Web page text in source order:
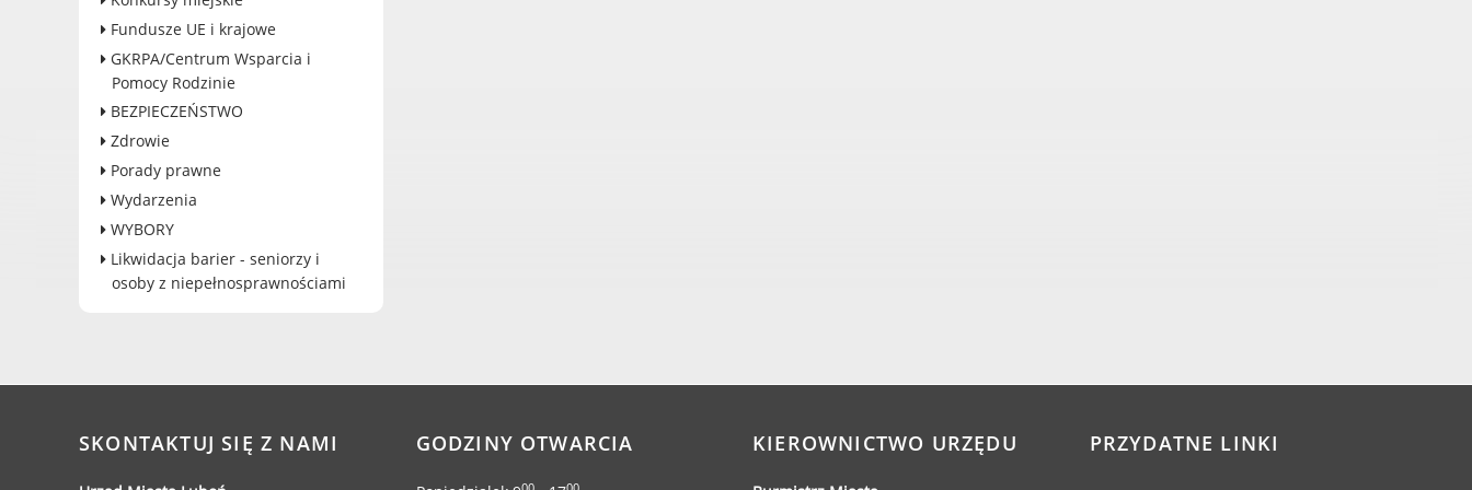
Dane adresowe, wydziały i
sprawy
Fundusze UE i krajowe
GKRPA/Centrum Wsparcia i
Pomocy Rodzinie
BEZPIECZEŃSTWO
Zdrowie
Porady prawne
Wydarzenia
WYBORY
Likwidacja barier - seniorzy i
osoby z niepełnosprawnościami
SKONTAKTUJ SIĘ Z NAMI GODZINY OTWARCIA KIEROWNICTWO URZĘDU PRZYDATNE LINKI